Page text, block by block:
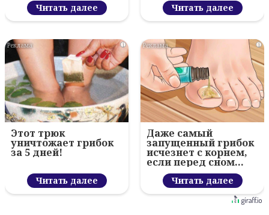
Читать далее Читать далее
i
Этот трюк
уничтожает грибок
за 5 дней!
Читать далее
i
Даже самый
запущенный грибок
исчезнет с корнем,
если перед сном…
Читать далее